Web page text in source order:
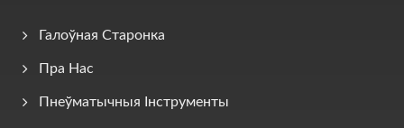
Галоўная Старонка
Пра Нас
Пнеўматычныя Інструменты